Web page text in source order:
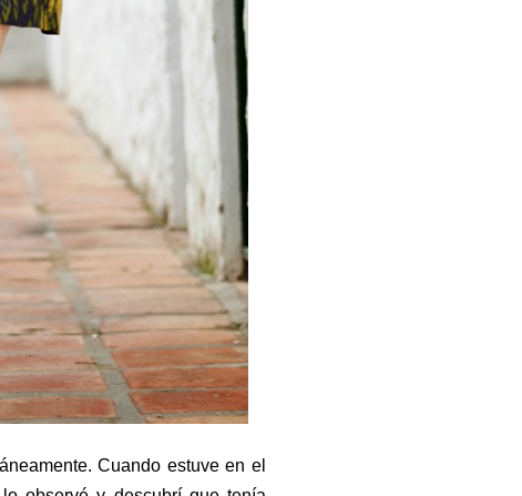
Cuando estuve en el